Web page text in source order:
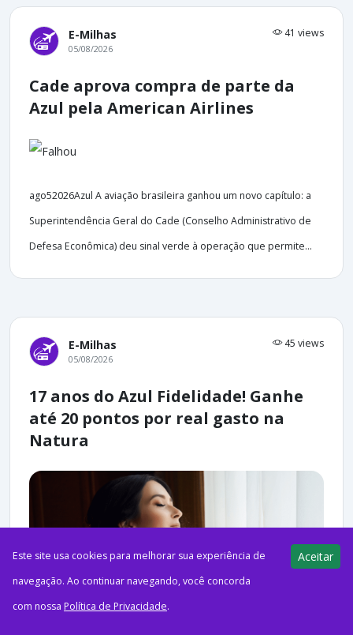
E-Milhas 41 views
05/08/2026
Cade aprova compra de parte da
Azul pela American Airlines
ago52026Azul A aviação brasileira ganhou um novo capítulo: a
Superintendência Geral do Cade (Conselho Administrativo de
Defesa Econômica) deu sinal verde à operação que permite...
E-Milhas 45 views
05/08/2026
17 anos do Azul Fidelidade! Ganhe
até 20 pontos por real gasto na
Natura
Este site usa cookies para melhorar sua experiência de
navegação. Ao continuar navegando, você concorda
com nossa Política de Privacidade.
Aceitar